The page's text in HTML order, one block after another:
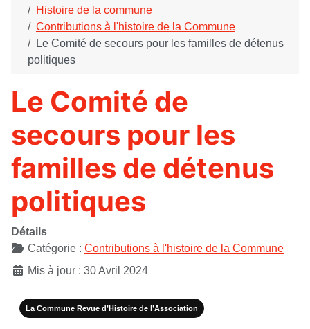
Histoire de la commune
Contributions à l'histoire de la Commune
Le Comité de secours pour les familles de détenus
politiques
Le Comité de
secours pour les
familles de détenus
politiques
Détails
Catégorie : Contributions à l'histoire de la Commune
Mis à jour : 30 Avril 2024
La Commune Revue d’Histoire de l’Association